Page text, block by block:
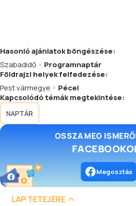
Hasonlóajánlatokböngészése:
Szabadidő
Programnaptár
Földrajzi helyek felfedezése:
Pest vármegye
Pécel
Kapcsolódó témák megtekintése:
NAPTÁR
OSSZA MEG
Megosztás
LAP TETEJÉRE